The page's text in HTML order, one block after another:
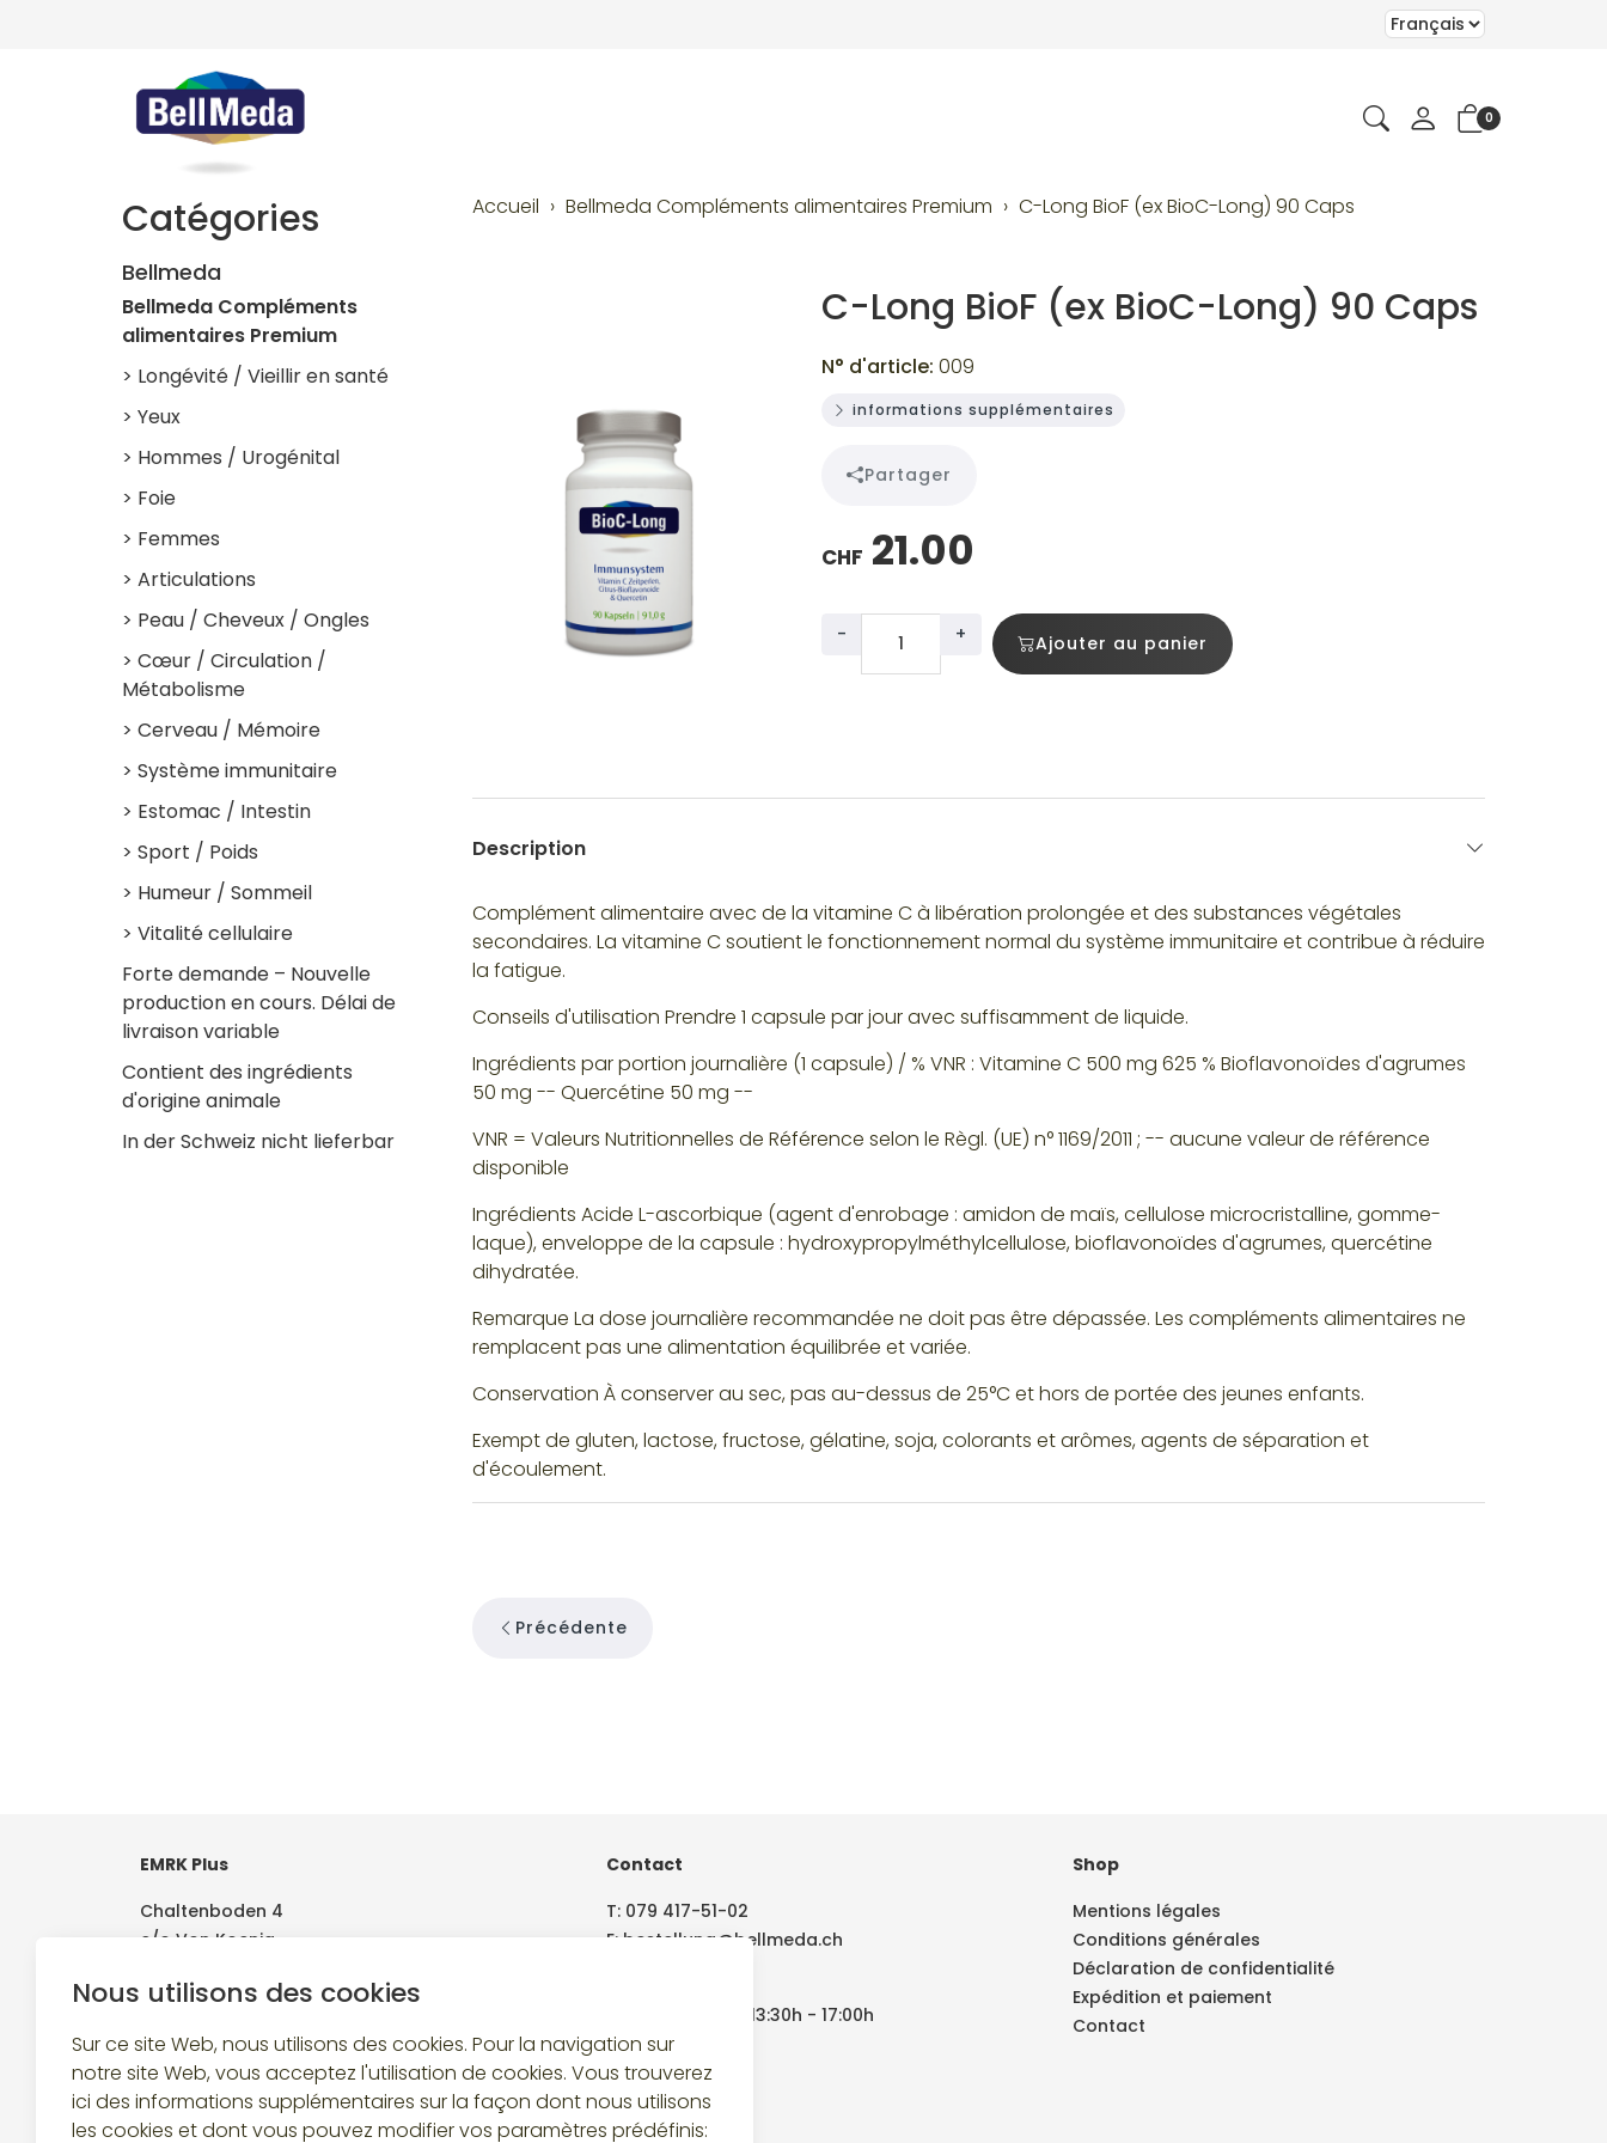
Nous utilisons des cookies
Sur ce site Web, nous utilisons des cookies. Pour la navigation sur
notre site Web, vous acceptez l'utilisation de cookies. Vous trouverez
ici des informations supplémentaires sur la façon dont nous utilisons
les cookies et dont vous pouvez modifier vos paramètres prédéfinis:
0
Accueil Bellmeda Compléments alimentaires Premium C-Long BioF (ex BioC-Long) 90 Caps
C-Long BioF (ex BioC-Long) 90 Caps
N° d'article: 009
informations supplémentaires
Partager
CHF 21.00
- + Ajouter au panier
Description
Complément alimentaire avec de la vitamine C à libération prolongée et des substances végétales
secondaires. La vitamine C soutient le fonctionnement normal du système immunitaire et contribue à réduire
la fatigue.
Conseils d'utilisation Prendre 1 capsule par jour avec suffisamment de liquide.
Ingrédients par portion journalière (1 capsule) / % VNR : Vitamine C 500 mg 625 % Bioflavonoïdes d'agrumes
50 mg -- Quercétine 50 mg --
VNR = Valeurs Nutritionnelles de Référence selon le Règl. (UE) n° 1169/2011 ; -- aucune valeur de référence
disponible
Ingrédients Acide L-ascorbique (agent d'enrobage : amidon de maïs, cellulose microcristalline, gomme-
laque), enveloppe de la capsule : hydroxypropylméthylcellulose, bioflavonoïdes d'agrumes, quercétine
dihydratée.
Remarque La dose journalière recommandée ne doit pas être dépassée. Les compléments alimentaires ne
remplacent pas une alimentation équilibrée et variée.
Conservation À conserver au sec, pas au-dessus de 25°C et hors de portée des jeunes enfants.
Exempt de gluten, lactose, fructose, gélatine, soja, colorants et arômes, agents de séparation et
d'écoulement.
Précédente
Catégories
Bellmeda
Bellmeda Compléments
alimentaires Premium
> Longévité / Vieillir en santé
> Yeux
> Hommes / Urogénital
> Foie
> Femmes
> Articulations
> Peau / Cheveux / Ongles
> Cœur / Circulation /
Métabolisme
> Cerveau / Mémoire
> Système immunitaire
> Estomac / Intestin
> Sport / Poids
> Humeur / Sommeil
> Vitalité cellulaire
Forte demande – Nouvelle
production en cours. Délai de
livraison variable
Contient des ingrédients
d'origine animale
In der Schweiz nicht lieferbar
EMRK Plus
Chaltenboden 4
c/o Von Koenig
Contact
T: 079 417-51-02
E: bestellung@bellmeda.ch
08:00h - 12:00h | 13:30h - 17:00h
Shop
Mentions légales
Conditions générales
Déclaration de confidentialité
Expédition et paiement
Contact
Suivez-nous